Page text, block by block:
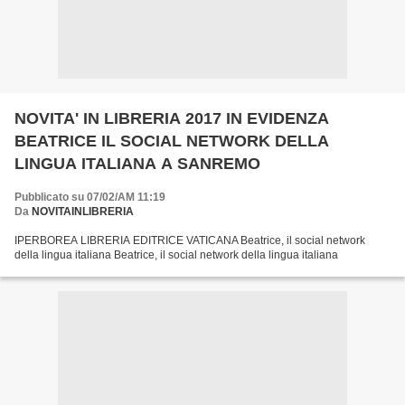
NOVITA' IN LIBRERIA 2017 IN EVIDENZA
BEATRICE IL SOCIAL NETWORK DELLA
LINGUA ITALIANA A SANREMO
Pubblicato su 07/02/AM 11:19
Da NOVITAINLIBRERIA
IPERBOREA LIBRERIA EDITRICE VATICANA Beatrice, il social network
della lingua italiana Beatrice, il social network della lingua italiana